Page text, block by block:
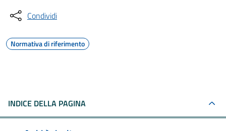
Condividi
Normativa di riferimento
INDICE DELLA PAGINA